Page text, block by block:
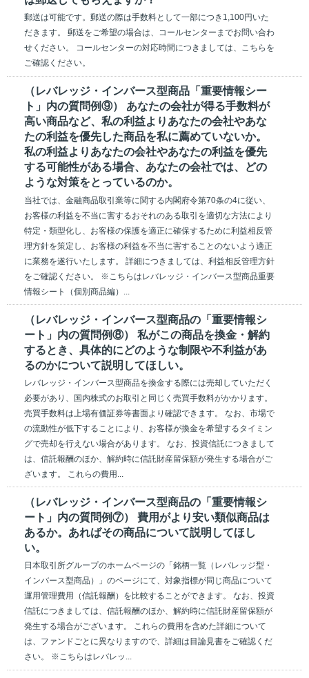
郵送は可能です。郵送の際は手数料として一部につき1,100円いた
だきます。 郵送をご希望の場合は、コールセンターまでお問い合わ
せください。 コールセンターの対応時間につきましては、こちらを
ご確認ください。
（レバレッジ・インバース型商品「重要情報シー
ト」内の質問例⑨） あなたの会社が得る手数料が
高い商品など、私の利益よりあなたの会社やあな
たの利益を優先した商品を私に薦めていないか。
私の利益よりあなたの会社やあなたの利益を優先
する可能性がある場合、あなたの会社では、どの
ような対策をとっているのか。
当社では、金融商品取引業等に関する内閣府令第70条の4に従い、
お客様の利益を不当に害するおそれのある取引を適切な方法により
特定・類型化し、お客様の保護を適正に確保するために利益相反管
理方針を策定し、お客様の利益を不当に害することのないよう適正
に業務を遂行いたします。 詳細につきましては、利益相反管理方針
をご確認ください。 ※こちらはレバレッジ・インバース型商品重要
情報シート（個別商品編）...
（レバレッジ・インバース型商品の「重要情報シ
ート」内の質問例⑧） 私がこの商品を換金・解約
するとき、具体的にどのような制限や不利益があ
るのかについて説明してほしい。
レバレッジ・インバース型商品を換金する際には売却していただく
必要があり、国内株式のお取引と同じく売買手数料がかかります。
売買手数料は上場有価証券等書面より確認できます。 なお、市場で
の流動性が低下することにより、お客様が換金を希望するタイミン
グで売却を行えない場合があります。 なお、投資信託につきまして
は、信託報酬のほか、解約時に信託財産留保額が発生する場合がご
ざいます。 これらの費用...
（レバレッジ・インバース型商品の「重要情報シ
ート」内の質問例⑦） 費用がより安い類似商品は
あるか。あればその商品について説明してほし
い。
日本取引所グループのホームページの「銘柄一覧（レバレッジ型・
インバース型商品）」のページにて、対象指標が同じ商品について
運用管理費用（信託報酬）を比較することができます。 なお、投資
信託につきましては、信託報酬のほか、解約時に信託財産留保額が
発生する場合がございます。 これらの費用を含めた詳細について
は、ファンドごとに異なりますので、詳細は目論見書をご確認くだ
さい。 ※こちらはレバレッ...